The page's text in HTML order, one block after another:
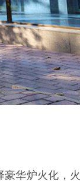
豪华炉火化，火